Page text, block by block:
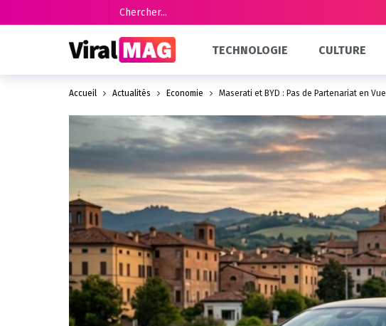
TECHNOLOGIE CULTURE
Accueil Actualités Économie Maserati et BYD : Pas de Partenariat en Vue